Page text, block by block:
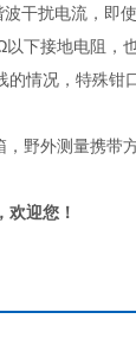
干扰电流，即
下接地电阻，
情况，特殊钳
野外测量携带方
欢迎您！